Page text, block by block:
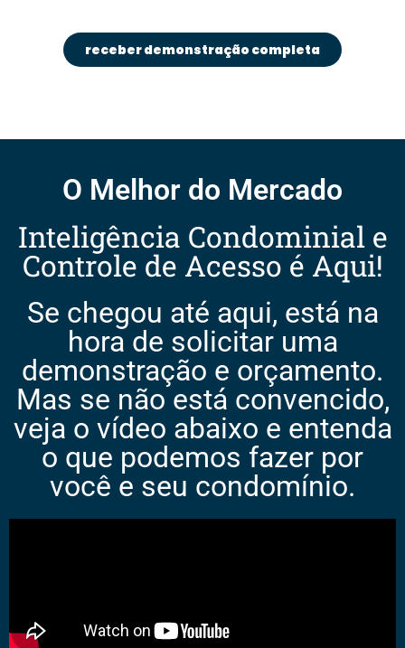
receber demonstração completa
O Melhor do Mercado
Inteligência Condominial e
Controle de Acesso é Aqui!
Se chegou até aqui, está na
hora de solicitar uma
demonstração e orçamento.
Mas se não está convencido,
veja o vídeo abaixo e entenda
o que podemos fazer por
você e seu condomínio.